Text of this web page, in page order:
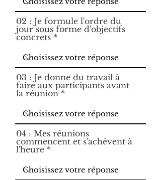
02 : Je formule l'ordre du
jour sous forme d'objectifs
concrets
03 : Je donne du travail à
faire aux participants avant
la réunion
04 : Mes réunions
commencent et s'achèvent à
l'heure